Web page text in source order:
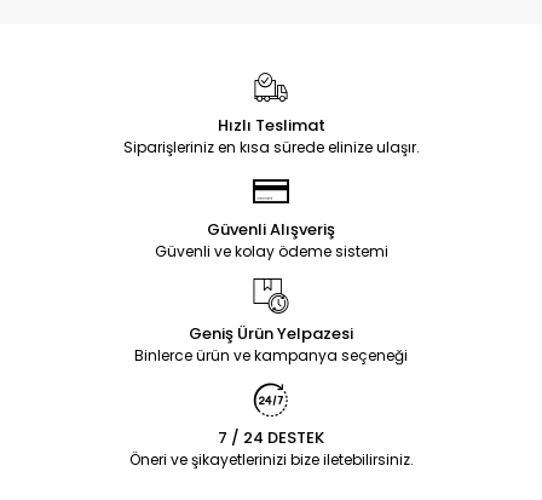
Hızlı Teslimat
Siparişleriniz en kısa sürede elinize ulaşır.
Güvenli Alışveriş
Güvenli ve kolay ödeme sistemi
Geniş Ürün Yelpazesi
Binlerce ürün ve kampanya seçeneği
7 / 24 DESTEK
Öneri ve şikayetlerinizi bize iletebilirsiniz.